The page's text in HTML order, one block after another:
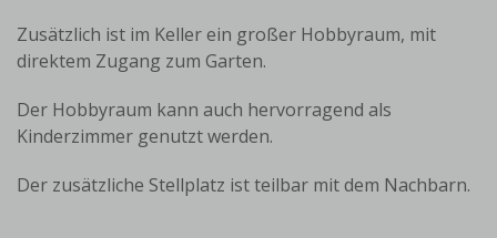
Zusätzlich ist im Keller ein großer Hobbyraum, mit
direktem Zugang zum Garten.
Der Hobbyraum kann auch hervorragend als
Kinderzimmer genutzt werden.
Der zusätzliche Stellplatz ist teilbar mit dem Nachbarn.